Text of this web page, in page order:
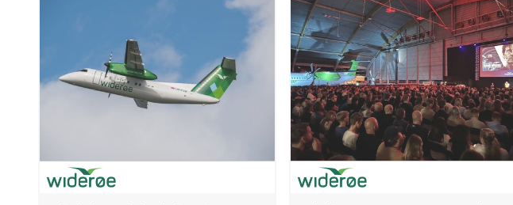
tilfredshet med meget god regularitet i
opplevelser. Midt i hjertet av Norges
største fornøyelsespark, Tusenfryd. Og
det beste av alt? Festivalen er helt gratis
for de inviterte deltakerne.